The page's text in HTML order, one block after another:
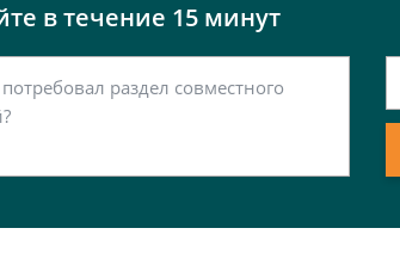
в течение 15 минут